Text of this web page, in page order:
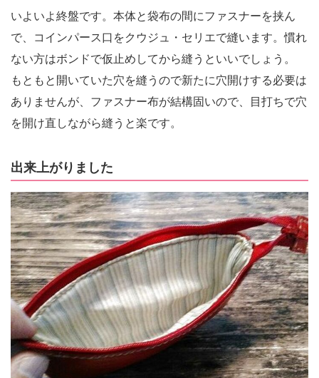
いよいよ終盤です。本体と袋布の間にファスナーを挟ん
で、コインパース口をクウジュ・セリエで縫います。慣れ
ない方はボンドで仮止めしてから縫うといいでしょう。
もともと開いていた穴を縫うので新たに穴開けする必要は
ありませんが、ファスナー布が結構固いので、目打ちで穴
を開け直しながら縫うと楽です。
出来上がりました